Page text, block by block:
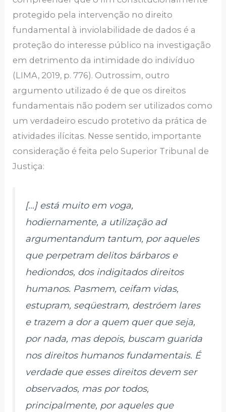
protegido pela intervenção no direito
fundamental à inviolabilidade de dados é a
proteção do interesse público na investigação
em detrimento da intimidade do indivíduo
(LIMA, 2019, p. 776). Outrossim, outro
argumento utilizado é de que os direitos
fundamentais não podem ser utilizados como
um verdadeiro escudo protetivo da prática de
atividades ilícitas. Nesse sentido, importante
consideração é feita pelo Superior Tribunal de
Justiça:
[…] está muito em voga,
hodiernamente, a utilização ad
argumentandum tantum, por aqueles
que perpetram delitos bárbaros e
hediondos, dos indigitados direitos
humanos. Pasmem, ceifam vidas,
estupram, seqüestram, destróem lares
e trazem a dor a quem quer que seja,
por nada, mas depois, buscam guarida
nos direitos humanos fundamentais. É
verdade que esses direitos devem ser
observados, mas por todos,
principalmente, por aqueles que